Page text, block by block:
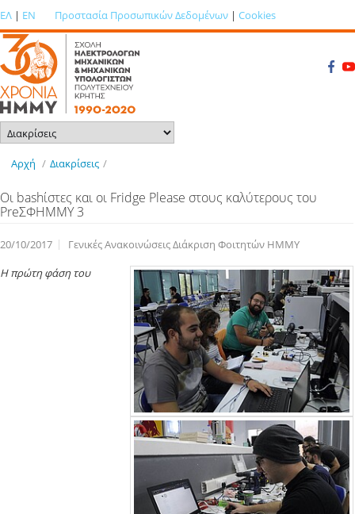
ΕΛ | EN Προστασία Προσωπικών Δεδομένων | Cookies
Αρχή / Διακρίσεις /
Οι bashίστες και οι Fridge Please στους καλύτερους του
PreΣΦΗΜΜΥ 3
20/10/2017
Γενικές Ανακοινώσεις Διάκριση Φοιτητών ΗΜΜΥ
Η πρώτη φάση του